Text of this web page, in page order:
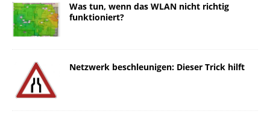
Was tun, wenn das WLAN nicht richtig
funktioniert?
Netzwerk beschleunigen: Dieser Trick hilft